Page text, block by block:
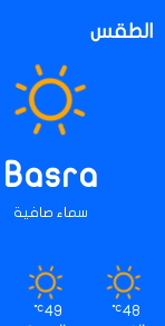
الطقس
Basra
سماء صافية
48
℃
49
℃